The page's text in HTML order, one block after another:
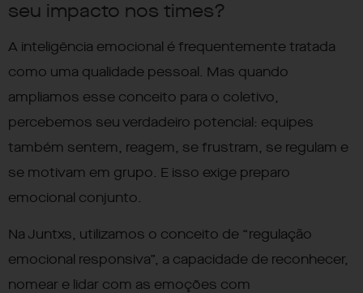
seu impacto nos times?
A inteligência emocional é frequentemente tratada
como uma qualidade pessoal. Mas quando
ampliamos esse conceito para o coletivo,
percebemos seu verdadeiro potencial: equipes
também sentem, reagem, se frustram, se regulam e
se motivam em grupo. E isso exige preparo
emocional conjunto.
Na Juntxs, utilizamos o conceito de “regulação
emocional responsiva”, a capacidade de reconhecer,
nomear e lidar com as emoções com